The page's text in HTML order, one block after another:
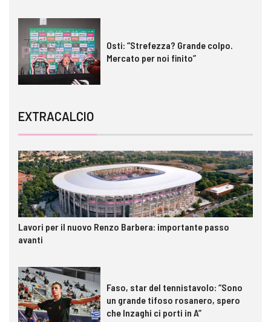
Osti: “Strefezza? Grande colpo.
Mercato per noi finito”
EXTRACALCIO
Lavori per il nuovo Renzo Barbera: importante passo
avanti
Faso, star del tennistavolo: “Sono
un grande tifoso rosanero, spero
che Inzaghi ci porti in A”